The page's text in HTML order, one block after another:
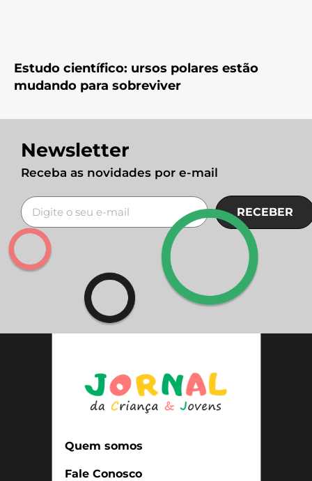
Estudo científico: ursos polares estão
mudando para sobreviver
Newsletter
Receba as novidades por e-mail
RECEBER
Quem somos
Fale Conosco